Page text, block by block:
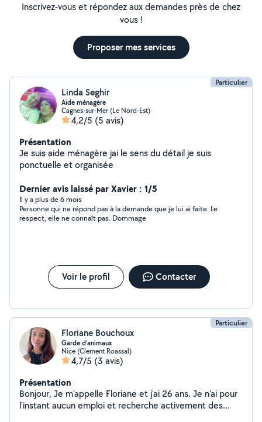
Inscrivez-vous et répondez aux demandes près de chez
vous !
Proposer mes services
Particulier
Linda Seghir
Aide ménagère
Cagnes-sur-Mer (Le Nord-Est)
4,2/5 (5 avis)
Présentation
Je suis aide ménagère jai le sens du détail je suis
ponctuelle et organisée
Dernier avis laissé par Xavier : 1/5
Il y a plus de 6 mois
Personne qui ne répond pas à la demande que je lui ai faite. Le
respect, elle ne connaît pas. Dommage
Voir le profil Contacter
Particulier
Floriane Bouchoux
Garde d’animaux
Nice (Clement Roassal)
4,7/5 (3 avis)
Présentation
Bonjour, Je m'appelle Floriane et j'ai 26 ans. Je n'ai pour
l'instant aucun emploi et recherche activement des